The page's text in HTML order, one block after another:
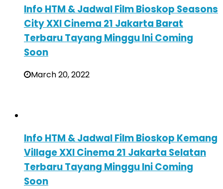
Info HTM & Jadwal Film Bioskop Seasons
City XXI Cinema 21 Jakarta Barat
Terbaru Tayang Minggu Ini Coming
Soon
March 20, 2022
Info HTM & Jadwal Film Bioskop Kemang
Village XXI Cinema 21 Jakarta Selatan
Terbaru Tayang Minggu Ini Coming
Soon